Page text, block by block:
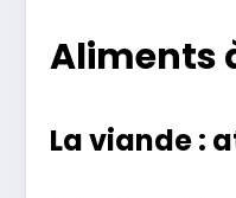
Aliments
La viande :